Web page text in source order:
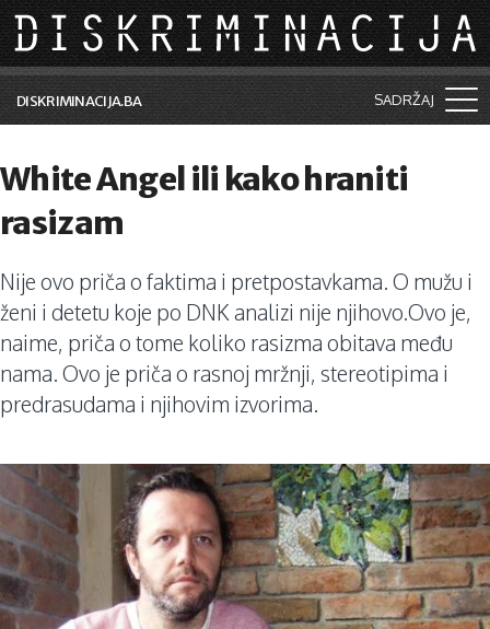
Skip to main content
DISKRIMINACIJA.BA SADRŽAJ
Vijesti i događaji
Aktuelne teme
Kolumne
Lične priče
Saradnja sa medijima
White Angel ili kako hraniti
rasizam
Nije ovo priča o faktima i pretpostavkama. O mužu i
ženi i detetu koje po DNK analizi nije njihovo.Ovo je,
naime, priča o tome koliko rasizma obitava među
nama. Ovo je priča o rasnoj mržnji, stereotipima i
predrasudama i njihovim izvorima.